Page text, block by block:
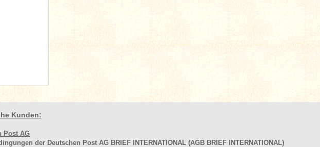
Kunden:
Post AG
der Deutschen Post AG BRIEF INTERNATIONAL (AGB BRIEF INTERNATIONAL)